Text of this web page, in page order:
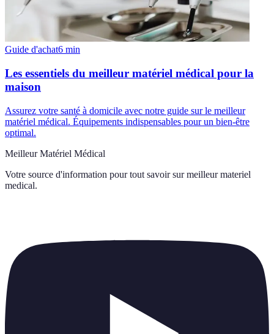
Guide d'achat6 min
Les essentiels du meilleur matériel médical pour la
maison
Assurez votre santé à domicile avec notre guide sur le meilleur
matériel médical. Équipements indispensables pour un bien-être
optimal.
Meilleur Matériel Médical
Votre source d'information pour tout savoir sur meilleur materiel
medical.